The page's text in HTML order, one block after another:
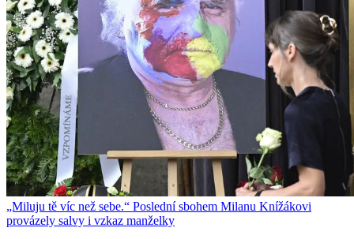
„Miluju tě víc než sebe.“ Poslední sbohem Milanu Knížákovi
provázely salvy i vzkaz manželky